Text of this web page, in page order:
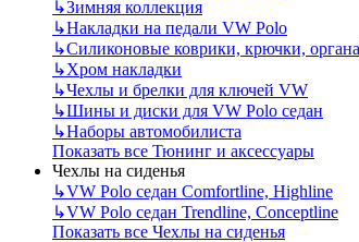
↳Зимняя коллекция
↳Накладки на педали VW Polo
↳Силиконовые коврики, крючки,
↳Хром накладки
↳Чехлы и брелки для ключей VW
↳Шины и диски для VW Polo седан
↳Наборы автомобилиста
Показать все Тюнинг и аксессуары
Чехлы на сиденья
↳VW Polo седан Comfortline, Highline
↳VW Polo седан Trendline, Conceptline
Показать все Чехлы на сиденья